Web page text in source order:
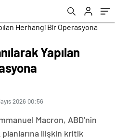
Yapılan
2026 00:56
Macron, ABD’nin
planlarına ilişkin kritik